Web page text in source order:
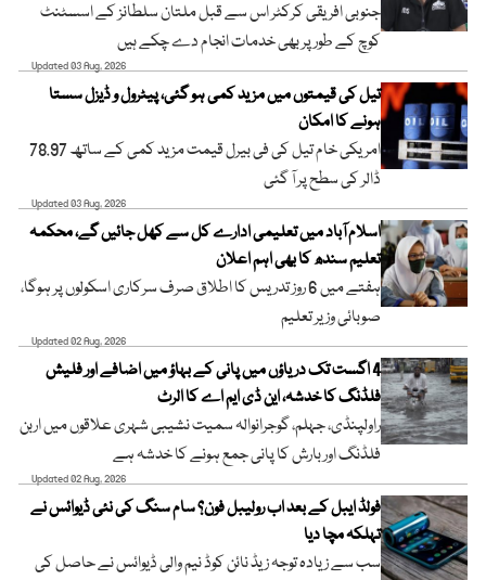
جنوبی افریقی کرکٹر اس سے قبل ملتان سلطانز کے اسسٹنٹ
کوچ کے طور پر بھی خدمات انجام دے چکے ہیں
Updated 03 Aug, 2026
تیل کی قیمتوں میں مزید کمی ہو گئی، پیٹرول و ڈیزل سستا
ہونے کا امکان
امریکی خام تیل کی فی بیرل قیمت مزید کمی کے ساتھ 78.97
ڈالر کی سطح پر آ گئی
Updated 03 Aug, 2026
اسلام آباد میں تعلیمی ادارے کل سے کھل جائیں گے، محکمہ
تعلیم سندھ کا بھی اہم اعلان
ہفتے میں 6 روز تدریس کا اطلاق صرف سرکاری اسکولوں پر ہوگا،
صوبائی وزیر تعلیم
Updated 02 Aug, 2026
4 اگست تک دریاؤں میں پانی کے بہاؤ میں اضافے اور فلیش
فلڈنگ کا خدشہ، این ڈی ایم اے کا الرٹ
راولپنڈی، جہلم، گوجرانوالہ سمیت نشیبی شہری علاقوں میں اربن
فلڈنگ اور بارش کا پانی جمع ہونے کا خدشہ ہے
Updated 02 Aug, 2026
فولڈ ایبل کے بعد اب رولیبل فون؟ سام سنگ کی نئی ڈیوائس نے
تہلکہ مچا دیا
سب سے زیادہ توجہ زیڈ نائن کوڈ نیم والی ڈیوائس نے حاصل کی